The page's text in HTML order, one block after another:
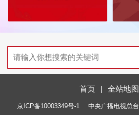
首页 全站地图
京ICP备10003349号-1 中央广播电视总台